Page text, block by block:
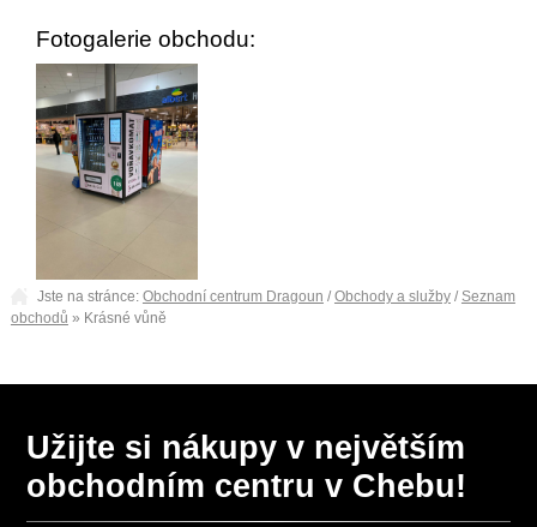
Fotogalerie obchodu:
Jste na stránce: Obchodní centrum Dragoun /Obchody a služby/ Seznam
obchodů » Krásné vůně
Užijte si nákupy v největším
obchodním centru v Chebu!